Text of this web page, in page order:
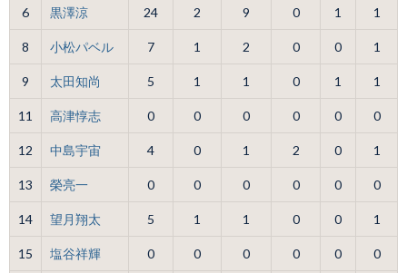
6 黒澤涼 24 2 9 0 1 1
8 小松パベル 7 1 2 0 0 1
9 太田知尚 5 1 1 0 1 1
11 高津惇志 0 0 0 0 0 0
12 中島宇宙 4 0 1 2 0 1
13 榮亮一 0 0 0 0 0 0
14 望月翔太 5 1 1 0 0 1
15 塩谷祥輝 0 0 0 0 0 0